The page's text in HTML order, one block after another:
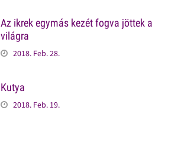
Az ikrek egymás kezét fogva jöttek a
világra
2018. Feb. 28.
Kutya
2018. Feb. 19.